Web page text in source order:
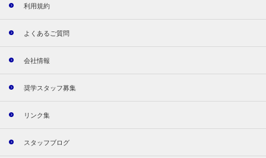
利用規約
よくあるご質問
会社情報
奨学スタッフ募集
リンク集
スタッフブログ